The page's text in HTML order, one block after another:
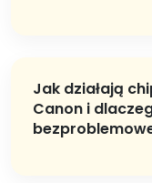
Jak działają
Canon i